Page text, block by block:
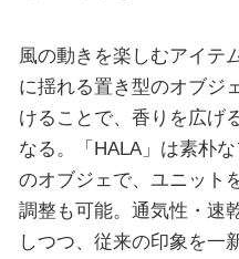
風の動きを楽しむアイテ
に揺れる置き型のオブジ
けることで、香りを広げ
なる。「HALA」は素朴
のオブジェで、ユニット
調整も可能。通気性・速
しつつ、従来の印象を一